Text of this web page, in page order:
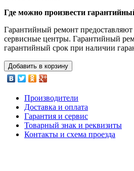
Где можно произвести
Гарантийный ремонт
сервисные центры. Гарантийный
гарантийный срок при наличии
Добавить в корзину
Производители
Доставка и оплата
Гарантия и сервис
Товарный знак и реквизиты
Контакты и схема проезда